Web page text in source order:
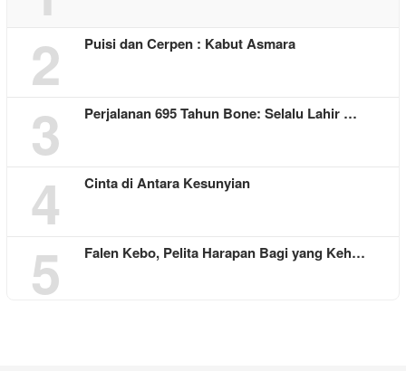
2 Puisi dan Cerpen : Kabut Asmara
3 Perjalanan 695 Tahun Bone: Selalu Lahir …
4 Cinta di Antara Kesunyian
5 Falen Kebo, Pelita Harapan Bagi yang Keh…